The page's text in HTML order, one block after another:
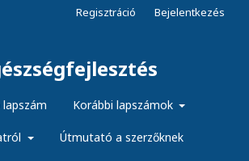
Korábbi lapszámok
Útmutató a szerzőknek
Regisztráció Bejelentkezés